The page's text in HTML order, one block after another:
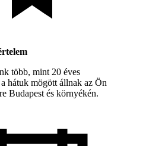
több, mint 20 éves
hátuk mögött állnak az Ön
Budapest és környékén.